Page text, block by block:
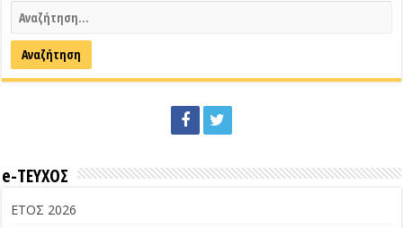
e-ΤΕΥΧΟΣ
ΕΤΟΣ 2026